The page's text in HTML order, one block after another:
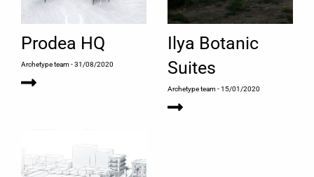
Prodea HQ
Archetype team- 31/08/2020
Ilya Botanic
Suites
Archetype team- 15/01/2020